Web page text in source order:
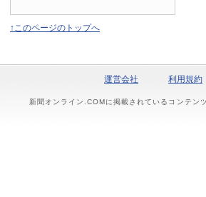
↑このページのトップへ
運営会社 利用規約
新聞オンライン.COMに掲載されているコンテン